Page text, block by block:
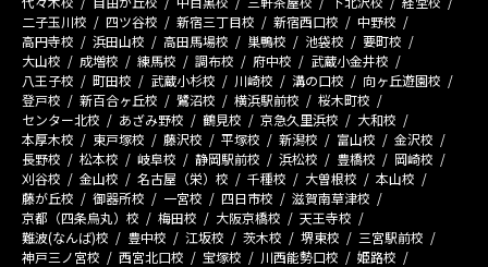
二子玉川校
四ツ谷校 新宿三丁目校 新宿西口校
中野校
高円寺校
浜田山校 高田馬場校 巣鴨校 池袋校
要町校
大山校
成増校 練馬校 調布校 府中校
武蔵小金井校
八王子校
町田校 武蔵小杉校 川崎校 溝の口校
向ヶ丘遊園校
登戸校
新百合ヶ丘校 鷺沼校 横浜駅前校
桜木町校
センター北校
あざみ野校 鶴見校 京急久里浜校
大和校
本厚木校
東戸塚校 藤沢校 平塚校 新潟校 富山校
金沢校
長野校
松本校 岐阜校 静岡駅前校 浜松校 豊橋校
岡崎校
刈谷校
金山校 名古屋（栄）校 千種校 大曽根校
本山校
藤が丘校
御器所校 一宮校 四日市校
滋賀南草津校
京都（四条烏丸）校
梅田校 大阪京橋校
天王寺校
難波(なんば)校
豊中校 江坂校 茨木校 堺東校
三宮駅前校
神戸三ノ宮校
西宮北口校 宝塚校 川西能勢口校
姫路校